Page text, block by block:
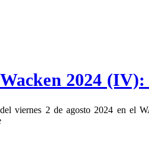
2024
viernes 2 de agosto 2024 en